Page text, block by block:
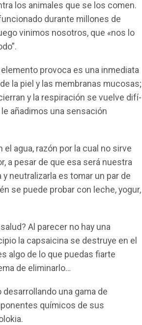
los animales que se los comen.
durante millones de
vinimos nosotros, que «nos lo
provoca es una inmediata
la piel y las membranas mucosas;
y la respiración se vuelve difí­
añadimos una sensación
agua, razón por la cual no sirve
a pesar de que esa será nuestra
neutralizarla es tomar un par de
se puede probar con leche, yogur,
Al parecer no hay una
la capsaicina se destruye en el
algo de lo que puedas fiarte
de eliminarlo…
una gama de
quí­micos de sus